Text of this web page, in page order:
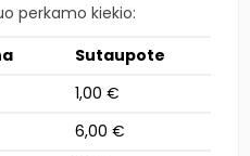
perkamo kiekio:
Sutaupote
1,00 €
6,00 €